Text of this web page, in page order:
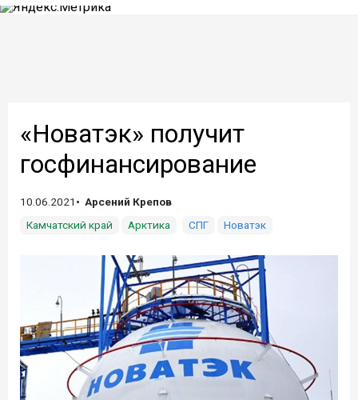
«Новатэк» получит
госфинансирование
10.06.2021
Арсений Крепов
Камчатский край
Арктика СПГ Новатэк